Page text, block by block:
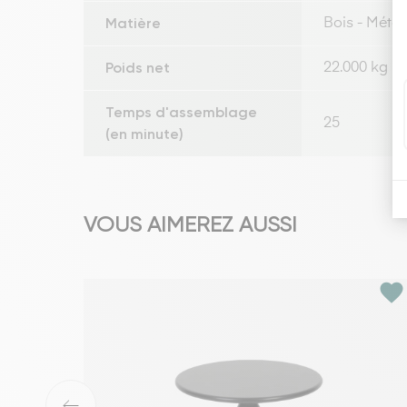
Matière Bois - Métal
Poids net 22.000 kg
Temps d'assemblage
(en minute)
25
VOUS AIMEREZ AUSSI
favorite